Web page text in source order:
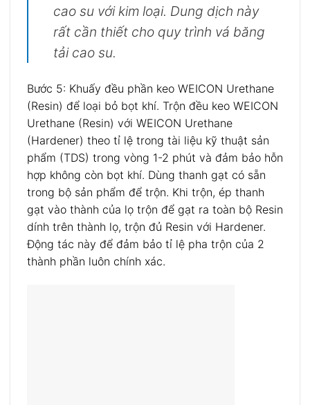
cao su với kim loại. Dung dịch này
rất cần thiết cho quy trình vá băng
tải cao su.
Bước 5: Khuấy đều phần keo WEICON Urethane
(Resin) để loại bỏ bọt khí. Trộn đều keo WEICON
Urethane (Resin) với WEICON Urethane
(Hardener) theo tỉ lệ trong tài liệu kỹ thuật sản
phẩm (TDS) trong vòng 1-2 phút và đảm bảo hỗn
hợp không còn bọt khí. Dùng thanh gạt có sẵn
trong bộ sản phẩm để trộn. Khi trộn, ép thanh
gạt vào thành của lọ trộn để gạt ra toàn bộ Resin
dính trên thành lọ, trộn đủ Resin với Hardener.
Động tác này để đảm bảo tỉ lệ pha trộn của 2
thành phần luôn chính xác.